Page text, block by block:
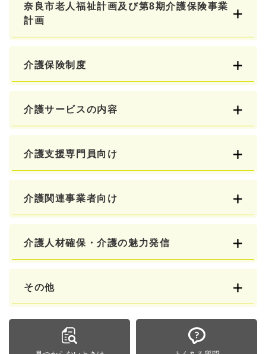
奈良市老人福祉計画及び第8期介護保険事業
計画
介護保険制度
介護サービスの内容
介護支援専門員向け
介護関連事業者向け
介護人材確保・介護の魅力発信
その他